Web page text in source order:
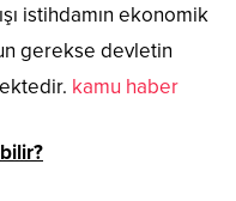
istihdamın ekonomik
gerekse devletin
kamu haber